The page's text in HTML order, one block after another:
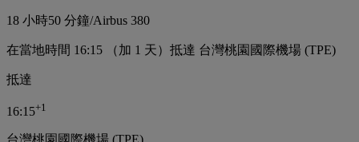
18 小時50 分鐘/Airbus 380
在當地時間 16:15 （加 1 天）抵達 台灣桃園國際機場 (TPE)
抵達
16:15+1